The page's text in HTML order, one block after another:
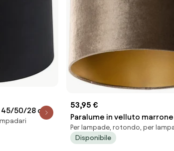
45/50/28 con
53,95 €
Paralume in velluto
interno oro 35/35/20
Per lampade, rotondo, per
Disponibile